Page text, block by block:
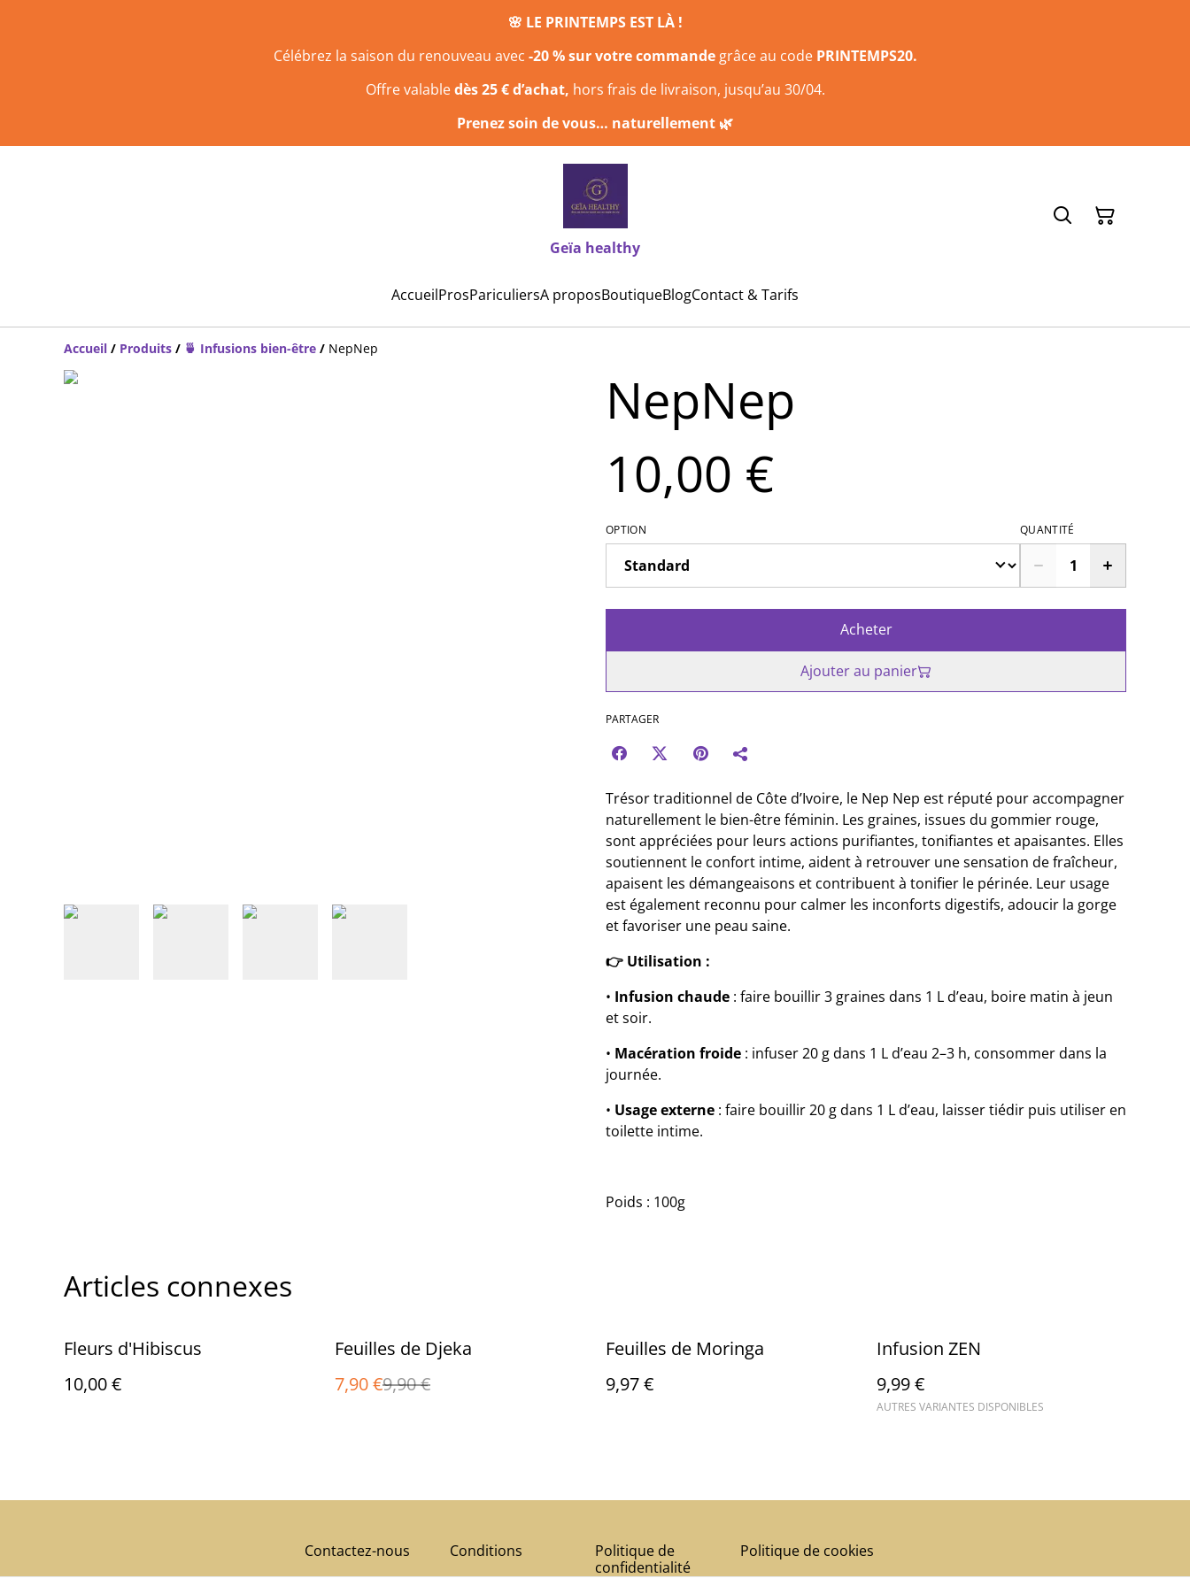
🌸 LE PRINTEMPS EST LÀ !
Célébrez la saison du renouveau avec -20 % sur votre commande grâce au code PRINTEMPS20.
Offre valabledès 25 € d’achat, hors frais de livraison, jusqu’au 30/04.
Prenez soin de vous… naturellement 🌿
Geïa healthy
AccueilProsPariculiersA proposBoutiqueBlogContact & Tarifs
Accueil / Produits / 🍵 Infusions bien-être / NepNep
NepNep
10,00 €
OPTION QUANTITÉ
Acheter
Ajouter au panier
PARTAGER
Trésor traditionnel de Côte d’Ivoire, le Nep Nep est réputé pour accompagner
naturellement le bien-être féminin. Les graines, issues du gommier rouge,
sont appréciées pour leurs actions purifiantes, tonifiantes et apaisantes. Elles
soutiennent le confort intime, aident à retrouver une sensation de fraîcheur,
apaisent les démangeaisons et contribuent à tonifier le périnée. Leur usage
est également reconnu pour calmer les inconforts digestifs, adoucir la gorge
et favoriser une peau saine.
👉 Utilisation :
• Infusion chaude : faire bouillir 3 graines dans 1 L d’eau, boire matin à jeun
et soir.
• Macération froide : infuser 20 g dans 1 L d’eau 2–3 h, consommer dans la
journée.
• Usage externe : faire bouillir 20 g dans 1 L d’eau, laisser tiédir puis utiliser en
toilette intime.
Poids : 100g
Articles connexes
Fleurs d'Hibiscus
10,00 €
%
Feuilles de Djeka
7,90 €9,90 €
Feuilles de Moringa
9,97 €
Infusion ZEN
9,99 €
AUTRES VARIANTES DISPONIBLES
Contactez-nous Conditions
Politique de
confidentialité
Politique de cookies